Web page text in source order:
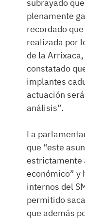
subrayado
plenamente
recordado
realizada por
de la
constatado
implantes
actuación
análisis”.
La
que “este
estrictamente
económico” y
internos del
permitido
que además